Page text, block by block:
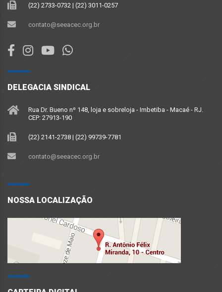
(22) 2733-0732 | (22) 3011-0257
contato@seeacec.org.br
DELEGACIA SINDICAL
Rua Dr. Bueno nº 148, loja e sobreloja - Imbetiba - Macaé - RJ.
CEP: 27913-190
(22) 2141-2738 | (22) 99739-7781
contato@seeacec.org.br
NOSSA LOCALIZAÇÃO